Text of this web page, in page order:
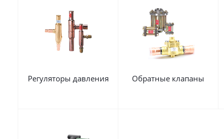
Регуляторы давления Обратные клапаны